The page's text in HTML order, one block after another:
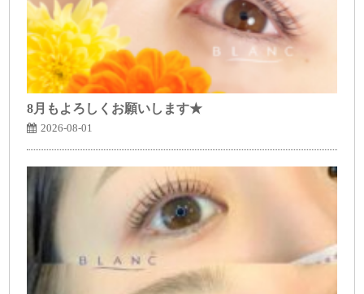
8月もよろしくお願いします★
2026-08-01